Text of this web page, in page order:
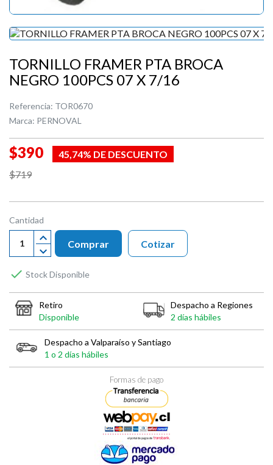
TORNILLO FRAMER PTA BROCA
NEGRO 100PCS 07 X 7/16
Referencia: TOR0670
Marca: PERNOVAL
$390
45,74% DE DESCUENTO
$719
Cantidad
Comprar
 Stock Disponible
Cotizar
Retiro
Disponible
Despacho a Regiones
2 días hábiles
Despacho a Valparaíso y Santiago
1 o 2 días hábiles
Formas de pago